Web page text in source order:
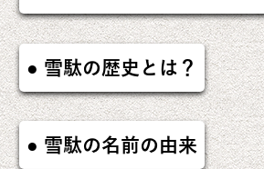
雪駄の歴史とは？
雪駄の名前の由来